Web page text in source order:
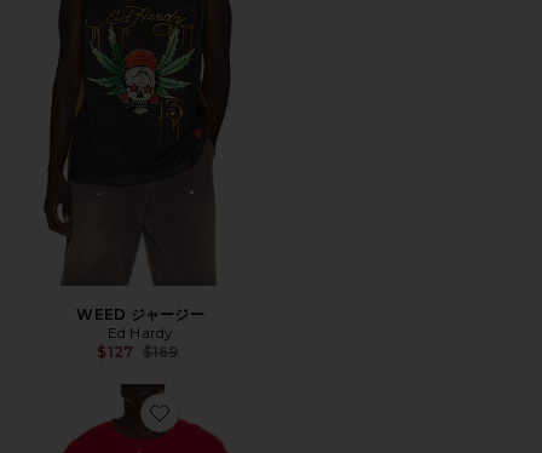
WEED ジャージー
Ed Hardy
$127 Previous price:
$169
Favorite SKULL Tシャツ